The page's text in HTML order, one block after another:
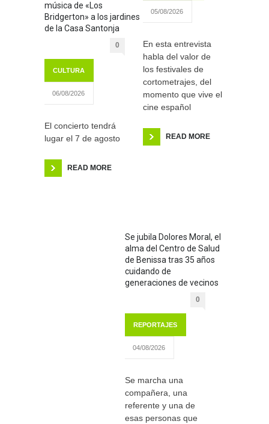
música de «Los
Bridgerton» a los jardines
de la Casa Santonja
0
CULTURA
06/08/2026
El concierto tendrá
lugar el 7 de agosto
READ MORE
05/08/2026
En esta entrevista
habla del valor de
los festivales de
cortometrajes, del
momento que vive el
cine español
READ MORE
Se jubila Dolores Moral, el
alma del Centro de Salud
de Benissa tras 35 años
cuidando de
generaciones de vecinos
0
REPORTAJES
04/08/2026
Se marcha una
compañera, una
referente y una de
esas personas que